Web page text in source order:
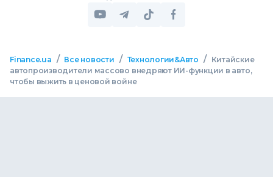
Finance.ua / Все новости / Технологии&Авто /
Китайские
автопроизводители массово внедряют ИИ-функции в авто,
чтобы выжить в ценовой войне